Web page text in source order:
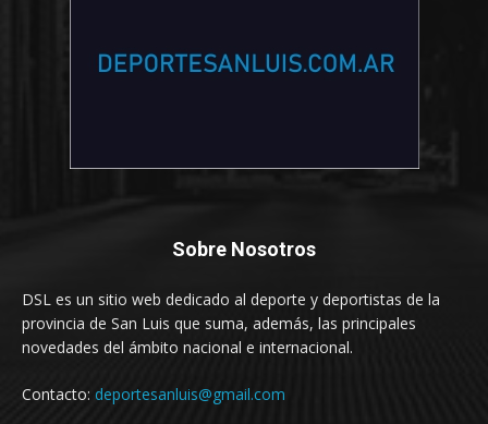
Sobre Nosotros
DSL es un sitio web dedicado al deporte y deportistas de la
provincia de San Luis que suma, además, las principales
novedades del ámbito nacional e internacional.
Contacto: deportesanluis@gmail.com